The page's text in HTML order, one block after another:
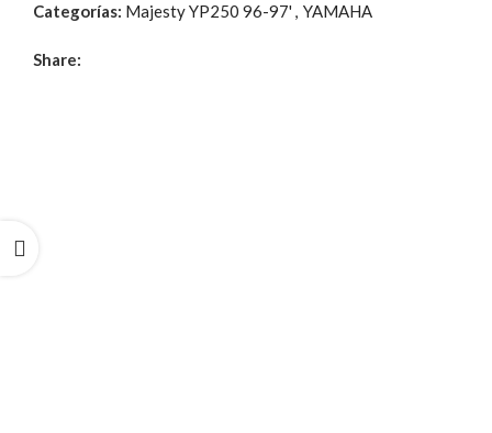
Categorías: Majesty YP250 96-97' , YAMAHA
Share: